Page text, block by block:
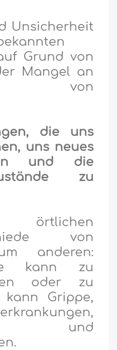
Unsicherheit
Grund von
Mangel an
von
die uns
uns neues
und die
zu
von
anderen:
kann zu
oder zu
kann Grippe,
und